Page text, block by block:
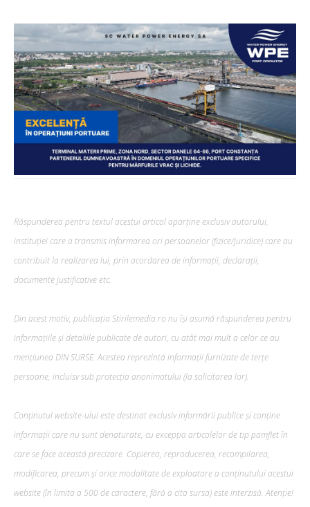
Răspunderea pentru textul acestui articol aparține exclusiv autorului,
instituției care a transmis informarea ori persoanelor (fizice/juridice) care au
contribuit la realizarea lui, prin acordarea de informații, declarații,
documente justificative etc.
Din acest motiv, publicația Stirilemedia.ro nu își asumă răspunderea pentru
informațiile și detaliile publicate de autori, cu atât mai mult a celor ce au
mențiunea DIN SURSE. Acestea reprezintă informații furnizate de terțe
persoane, incluisv sub protecția anonimatului (la solicitarea lor).
Conținutul website-ului este destinat exclusiv informării publice și conține
informații care nu sunt denaturate, cu excepția articolelor de tip pamflet în
care se face această precizare. Copierea, reproducerea, recompilarea,
modificarea, precum şi orice modalitate de exploatare a conținutului acestui
website (în limita a 500 de caractere, fără a cita sursa) este interzisă. Atenție!